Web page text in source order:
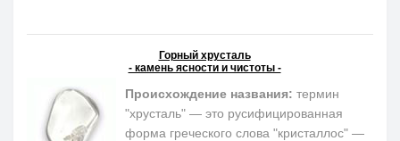
Горный хрусталь
- камень ясности и чистоты -
Происхождение названия: термин
"хрусталь" — это русифицированная
форма греческого слова "кристаллос" —